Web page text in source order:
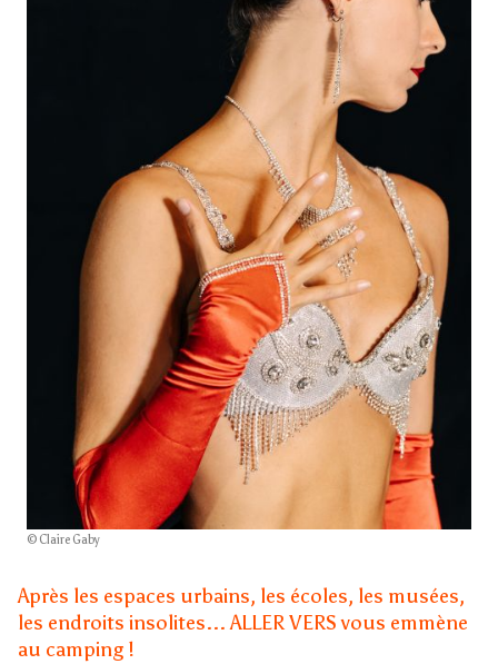
© Claire Gaby
Après les espaces urbains, les écoles, les musées,
les endroits insolites... ALLER VERS vous emmène
au camping !